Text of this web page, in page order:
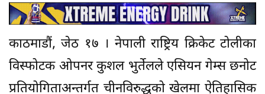
काठमाडौं, जेठ १७ । नेपाली राष्ट्रिय क्रिकेट टोलीका
विस्फोटक ओपनर कुशल भुर्तेलले एसियन गेम्स छनोट
प्रतियोगिताअन्तर्गत चीनविरुद्धको खेलमा ऐतिहासिक